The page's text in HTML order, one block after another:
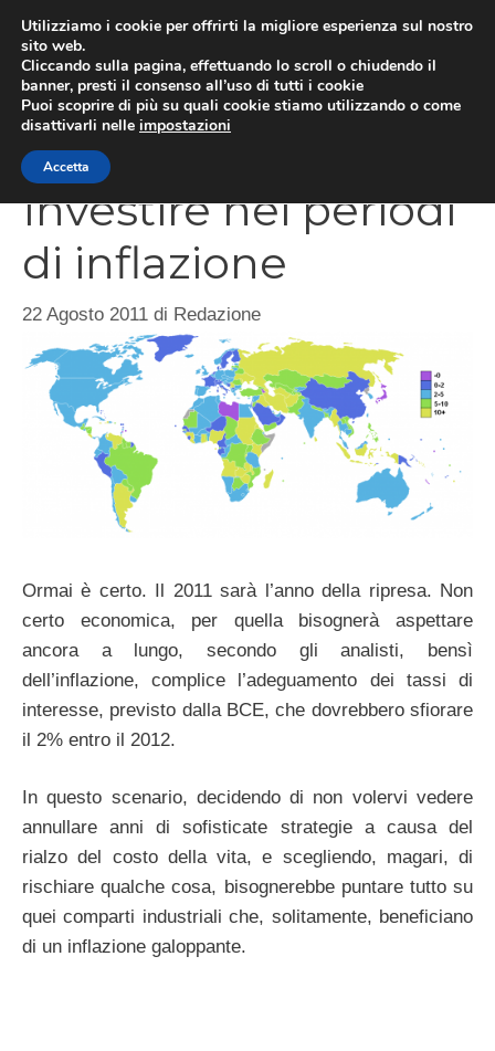
contenuto
Investire nei periodi
di inflazione
22 Agosto 2011 di Redazione
Ormai è certo. Il 2011 sarà l’anno della ripresa. Non
certo economica, per quella bisognerà aspettare
ancora a lungo, secondo gli analisti, bensì
dell’inflazione, complice l’adeguamento dei tassi di
interesse, previsto dalla BCE, che dovrebbero sfiorare
il 2% entro il 2012.
In questo scenario, decidendo di non volervi vedere
annullare anni di sofisticate strategie a causa del
rialzo del costo della vita, e scegliendo, magari, di
rischiare qualche cosa, bisognerebbe puntare tutto su
quei comparti industriali che, solitamente, beneficiano
di un inflazione galoppante.
Utilizziamo i cookie per offrirti la migliore esperienza sul nostro
sito web.
Cliccando sulla pagina, effettuando lo scroll o chiudendo il
banner, presti il consenso all’uso di tutti i cookie
Puoi scoprire di più su quali cookie stiamo utilizzando o come
disattivarli nelle impostazioni
Accetta